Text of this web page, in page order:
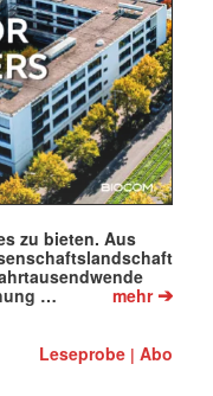
zu bieten. Aus
…
mehr➔
Leseprobe |Abo